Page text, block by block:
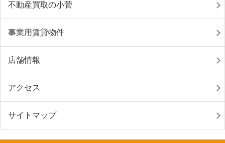
不動産買取の小菅
事業用賃貸物件
店舗情報
アクセス
サイトマップ